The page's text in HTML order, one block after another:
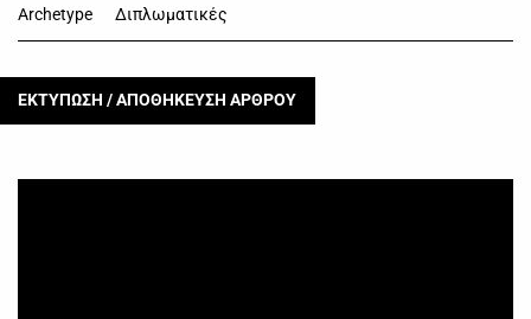
Archetype Διπλωματικές
ΕΚΤΥΠΩΣΗ / ΑΠΟΘΗΚΕΥΣΗ ΑΡΘΡΟΥ